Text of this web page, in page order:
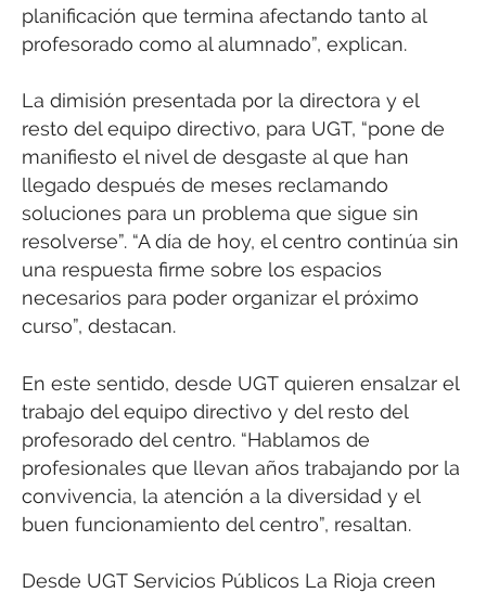
planificación que termina afectando tanto al
profesorado como al alumnado”, explican.
La dimisión presentada por la directora y el
resto del equipo directivo, para UGT, “pone de
manifiesto el nivel de desgaste al que han
llegado después de meses reclamando
soluciones para un problema que sigue sin
resolverse”. “A día de hoy, el centro continúa sin
una respuesta firme sobre los espacios
necesarios para poder organizar el próximo
curso”, destacan.
En este sentido, desde UGT quieren ensalzar el
trabajo del equipo directivo y del resto del
profesorado del centro. “Hablamos de
profesionales que llevan años trabajando por la
convivencia, la atención a la diversidad y el
buen funcionamiento del centro”, resaltan.
Desde UGT Servicios Públicos La Rioja creen